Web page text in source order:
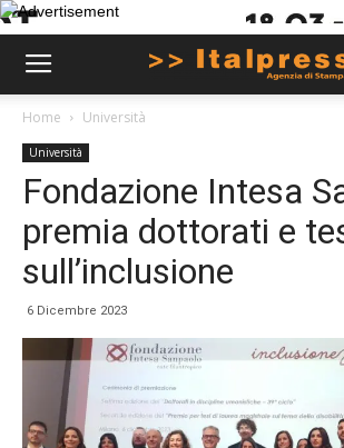
Home Università
Università
Fondazione Intesa
premia dottorati e
sull’inclusione
6 Dicembre 2023